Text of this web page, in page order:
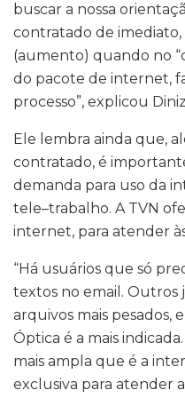
buscar a nossa
contratado de imediato,
(aumento) quando no
do pacote de internet,
processo”, explicou
Ele lembra ainda que,
contratado, é
demanda para uso da
tele–trabalho. A TVN
internet, para atender
“Há usuários que só
textos no email. Outros
arquivos mais pesados,
Óptica é a mais
mais ampla que é a
exclusiva para atender